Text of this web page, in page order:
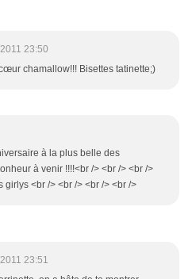
23:50
chamallow!!! Bisettes tatinette;)
à la plus belle des
à venir !!!!<br /> <br /> <br />
<br /> <br /> <br /> <br />
23:51